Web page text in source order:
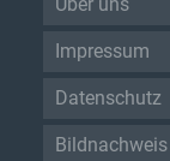
Impressum
Datenschutz
Bildnachweis